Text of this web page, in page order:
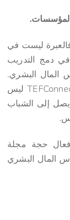
فالعبرة ليست في
في دمج التدريب
المال البشري.
تخيلوا لو أن وزارات العمل قبلت بـ TEFConnect ليس
يصل إلى الشباب
حجة مجلة
المال البشري